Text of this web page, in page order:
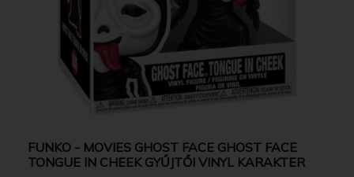
FUNKO - MOVIES GHOST FACE GHOST FACE
TONGUE IN CHEEK GYŰJTŐI VINYL KARAKTER